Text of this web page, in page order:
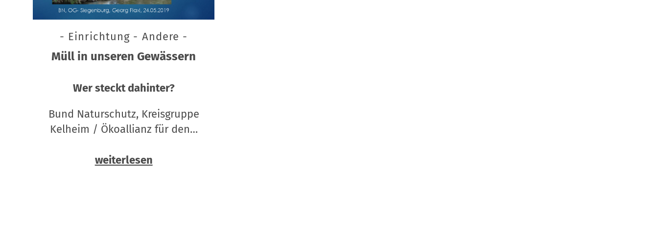
- Einrichtung - Andere -
Müll in unseren Gewässern
Wer steckt dahinter?
Bund Naturschutz, Kreisgruppe
Kelheim / Ökoallianz für den…
weiterlesen